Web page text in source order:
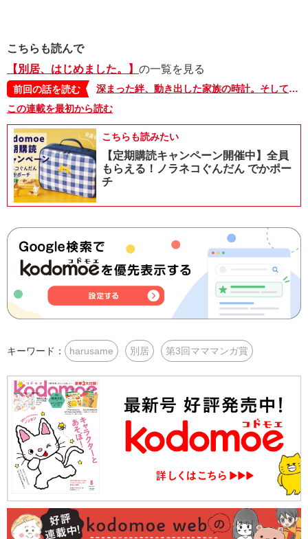
こちらも読んで
【別居、はじめました。】 の一覧を見る
前回の話を読む
深まった絆、動き出した家族の時計。そして、新しい命が【別居、はじめました。・34】
この連載を最初から読む
こちらも読みたい
【定期購読キャンペーン開催中】全員
もらえる！ノラネコぐんだん でかポー
チ
キーワード： harusame 別居 第3回マママンガ賞